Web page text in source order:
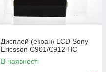
Дисплей (екран) LCD Sony
Ericsson C901/C912 HC
В наявності